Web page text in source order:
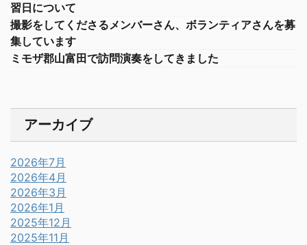
習日について
撮影をしてくださるメンバーさん、ボランティアさんを募
集しています
ミモザ郡山富田で訪問演奏をしてきました
アーカイブ
2026年7月
2026年4月
2026年3月
2026年1月
2025年12月
2025年11月